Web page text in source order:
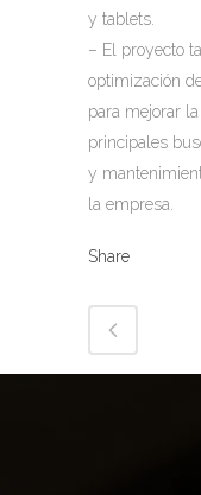
y tablets.
– El proyecto
optimización
para mejorar
principales
y
la empresa.
Share